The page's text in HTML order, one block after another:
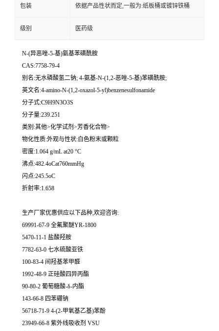
包装 依据产品性状而定,一般为:纸板桶或镀锌铁桶
级别 医药级
N-(异恶唑-5-基)氨基苯磺酰胺
CAS:7758-79-4
别名:无水磷酸氢二钠; 4-氨基-N-(1,2-恶唑-5-基)苯磺酰胺;
英文名:4-amino-N-(1,2-oxazol-5-yl)benzenesulfonamide
分子式:C9H9N3O3S
分子量:239.251
类别:其他>化学试剂>芳香化合物>
物化性质:外观与性状:白色粉末或颗粒
密度:1.064 g/mL at20 °C
沸点:482.4oCat760mmHg
闪点:245.5oC
折射率:1.658
生产厂家优惠供应以下品种,欢迎咨询:
69991-67-9 全氟聚醚YR-1800
5470-11-1 盐酸羟胺
7782-63-0 七水硫酸亚铁
100-83-4 间羟基苯甲醛
1992-48-9 正硅酸四异丙酯
90-80-2 葡萄糖酸-δ-内酯
143-66-8 四苯硼钠
56718-71-9 4-(2-甲氧基乙基)苯酚
23949-66-8 紫外线吸收剂 VSU